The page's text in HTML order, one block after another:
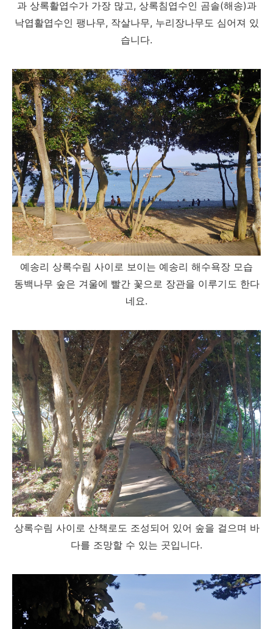
과 상록활엽수가 가장 많고, 상록침엽수인 곰솔(해송)과
낙엽활엽수인 팽나무, 작살나무, 누리장나무도 심어져 있
습니다.
예송리 상록수림 사이로 보이는 예송리 해수욕장 모습
동백나무 숲은 겨울에 빨간 꽃으로 장관을 이루기도 한다
네요.
상록수림 사이로 산책로도 조성되어 있어 숲을 걸으며 바
다를 조망할 수 있는 곳입니다.